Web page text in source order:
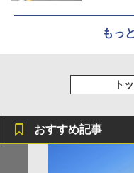
もっ
ト
おすすめ記事